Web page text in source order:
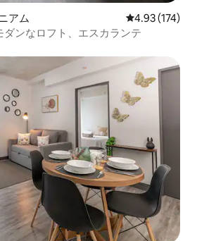
アム レビュー174
4.93 (174)
ンなロフト、エスカランテ